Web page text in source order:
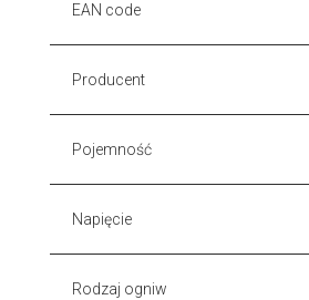
EAN code
Producent
Pojemność
Napięcie
Rodzaj ogniw